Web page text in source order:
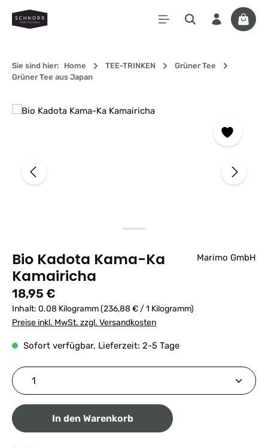
Zum Hauptinhalt springen
Sie sind hier: Home TEE-TRINKEN
Grüner Tee
Grüner Tee aus Japan
Bildergalerie überspringen
Bio Kadota Kama-Ka
Kamairicha
Marimo GmbH
Regulärer Preis:
18,95 €
Inhalt: 0.08 Kilogramm(236,88 € / 1 Kilogramm)
Preise inkl. MwSt. zzgl. Versandkosten
Sofort verfügbar, Lieferzeit: 2-5 Tage
Produkt Anzahl: Gib den gewünschten Wert ein
In den Warenkorb